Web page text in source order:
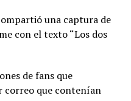
una captura de
con el texto “Los dos
de fans que
correo que contenían